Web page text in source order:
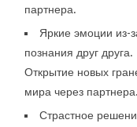
партнера.
Яркие эмоции из-
познания друг друга.
Открытие новых
мира через партнера.
Страстное